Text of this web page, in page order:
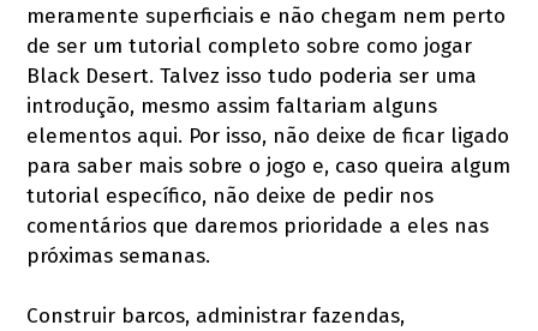
meramente superficiais e não chegam nem perto
de ser um tutorial completo sobre como jogar
Black Desert. Talvez isso tudo poderia ser uma
introdução, mesmo assim faltariam alguns
elementos aqui. Por isso, não deixe de ficar ligado
para saber mais sobre o jogo e, caso queira algum
tutorial específico, não deixe de pedir nos
comentários que daremos prioridade a eles nas
próximas semanas.
Construir barcos, administrar fazendas,